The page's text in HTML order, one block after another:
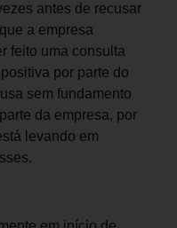
antes de recusar
a empresa
feito uma consulta
por parte do
sem fundamento
da empresa, por
levando em